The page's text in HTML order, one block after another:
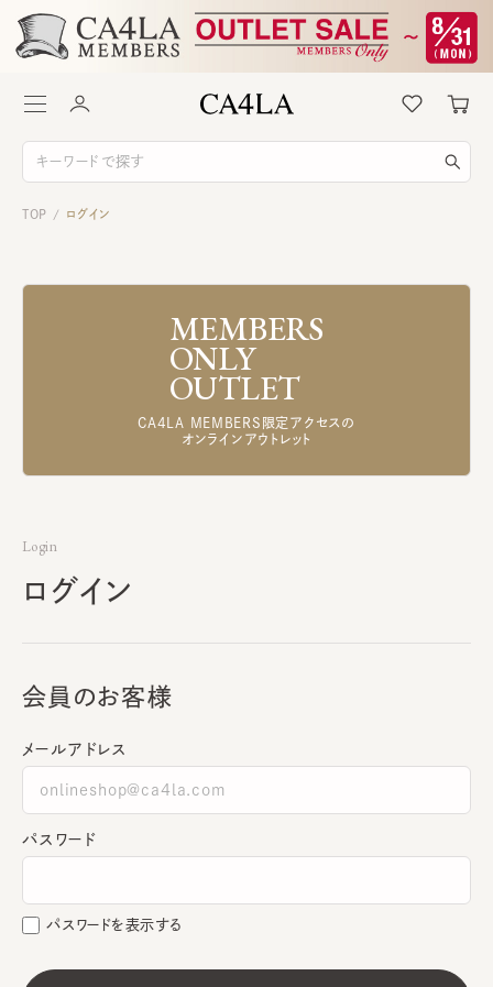
TOP / ログイン
MEMBERS
ONLY
OUTLET
CA4LA MEMBERS限定アクセスの
オンラインアウトレット
Login
ログイン
会員のお客様
メールアドレス
パスワード
パスワードを表示する